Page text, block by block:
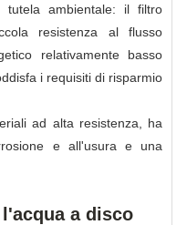
ambientale: il filtro
resistenza al flusso
relativamente basso
i requisiti di risparmio
ad alta resistenza, ha
e all'usura e una
a disco